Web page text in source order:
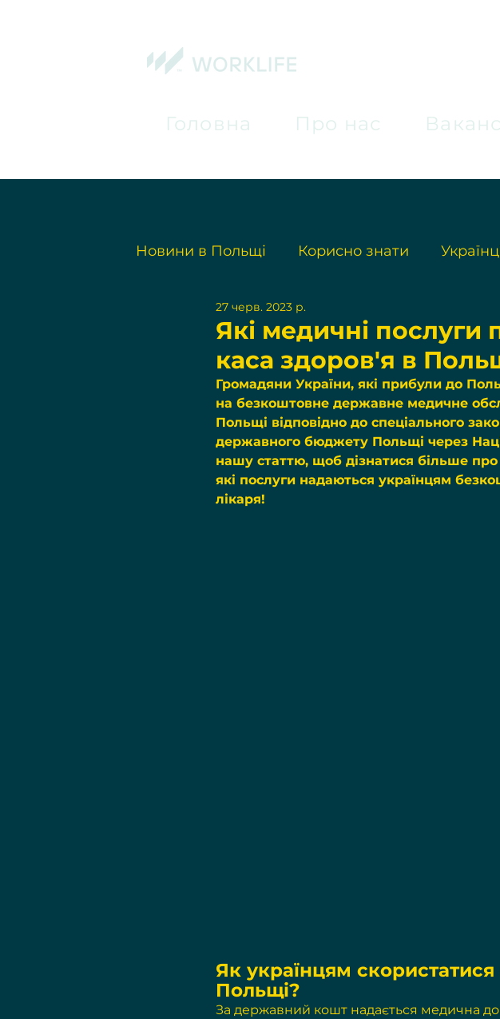
Головна Про нас
Новини в Польщі Корисно знати
Які медичні послуги
каса здоров'я в
27 черв. 2023 р.
Громадяни України, які прибули до
на безкоштовне державне медичне
Польщі відповідно до спеціального
державного бюджету Польщі через
нашу статтю, щоб дізнатися більше
які послуги надаються українцям
лікаря!
Як українцям
Польщі?
За державний кошт надається медична